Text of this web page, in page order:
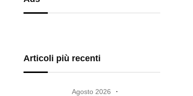
Articoli più recenti
Agosto 2026